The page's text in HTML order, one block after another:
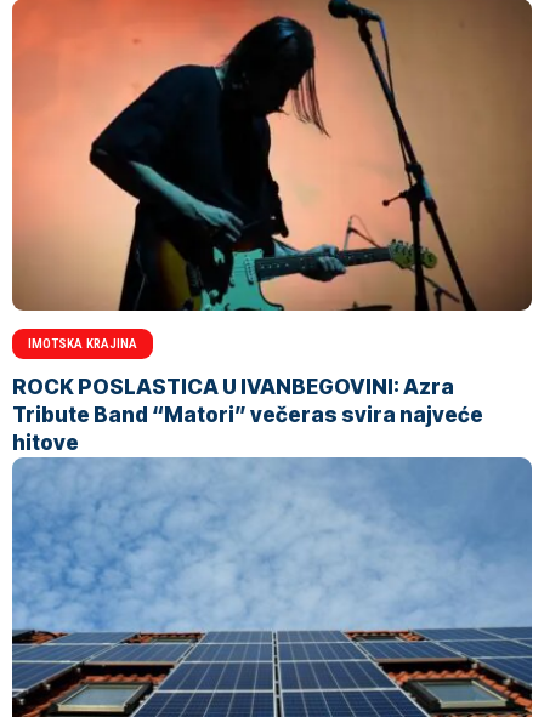
IMOTSKA KRAJINA
ROCK POSLASTICA U IVANBEGOVINI: Azra
Tribute Band “Matori” večeras svira najveće
hitove